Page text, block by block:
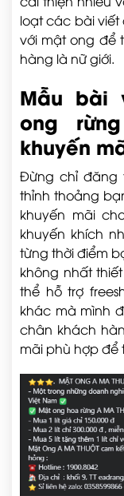
loạt các bài viết
với mật ong để
hàng là nữ giới.
Mẫu bài
ong
khuyến
Đừng chỉ đăng
thỉnh thoảng
khuyến mãi
khuyến khích
từng thời điểm
không nhất
thể hỗ trợ
khác mà mình
chân khách
mãi phù hợp để